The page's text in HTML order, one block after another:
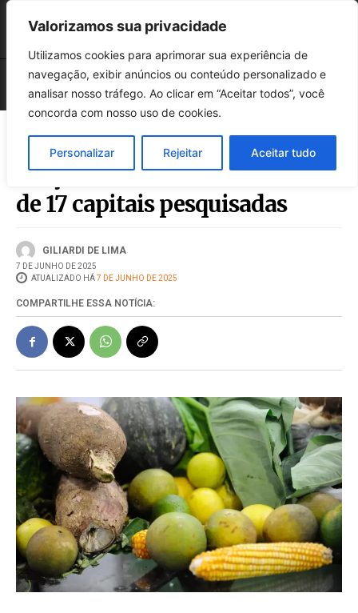
Valorizamos sua privacidade
Utilizamos cookies para aprimorar sua experiência de
navegação, exibir anúncios ou conteúdo personalizado e
analisar nosso tráfego. Ao clicar em “Aceitar todos”, você
concorda com nosso uso de cookies.
Personalizar Rejeitar Aceitar tudo
Preço da cesta básica cai em 15
de 17 capitais pesquisadas
GILIARDI DE LIMA
7 DE JUNHO DE 2025
ATUALIZADO HÁ7 DE JUNHO DE 2025
COMPARTILHE ESSA NOTÍCIA: